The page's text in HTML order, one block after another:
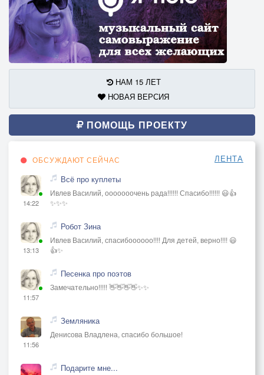
НАМ 15 ЛЕТ
НОВАЯ ВЕРСИЯ
ПОМОЩЬ ПРОЕКТУ
ОБСУЖДАЮТ СЕЙЧАС ЛЕНТА
14:22
Всё про куплеты
Ивлев Василий, ооооооочень рада!!!!!! Спасибо!!!!!! 😃👍
✨✨✨
13:13
Робот Зина
Ивлев Василий, спасибоооооо!!!! Для детей, верно!!!! 😃
👍✨
11:57
Песенка про поэтов
Замечательно!!!!! 👋👋👋👋✨✨
11:56
Земляника
Денисова Владлена, спасибо большое!
Подарите мне...